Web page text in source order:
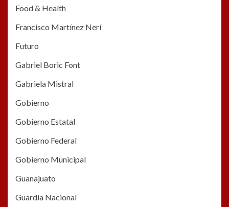
Food & Health
Francisco Martínez Nerí
Futuro
Gabriel Boric Font
Gabriela Mistral
Gobierno
Gobierno Estatal
Gobierno Federal
Gobierno Municipal
Guanajuato
Guardia Nacional